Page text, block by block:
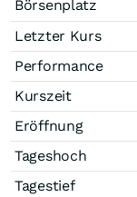
Börsenplatz
Letzter Kurs
Performance
Kurszeit
Eröffnung
Tageshoch
Tagestief